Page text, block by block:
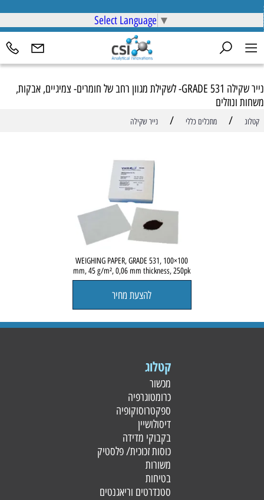
Select Language ▼
נייר שקילה GRADE 531- לשקילת מגוון רחב של חומרים- צמיגיים, אבקות,
משחות ונוזלים
קטלוג / מתכלים כללי / נייר שקילה
WEIGHING PAPER, GRADE 531, 100×100
mm, 45 g/m², 0,06 mm thickness, 250pk
להצעת מחיר
קטלוג
מכשור
כרומטוגרפיה
ספקטרוסוקופיה
דיסולושיין
בקבוקי מדידה
כוסות זכוכית/ פלסטיק
משורות
בטיחות
סטנדרטים וריאגנטים